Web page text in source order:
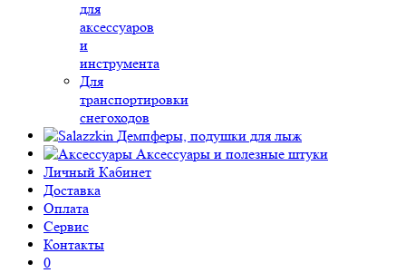
для
аксессуаров
и
инструмента
Для
транспортировки
снегоходов
Демпферы, подушки для лыж
Аксессуары и полезные штуки
Личный Кабинет
Доставка
Оплата
Сервис
Контакты
0